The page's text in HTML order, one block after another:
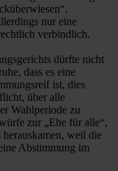
nur eine
verbindlich.
dürfte nicht
dass es eine
ist, dies
über alle
Wahlperiode zu
zur „Ehe für alle“,
herauskamen, weil die
Abstimmung im